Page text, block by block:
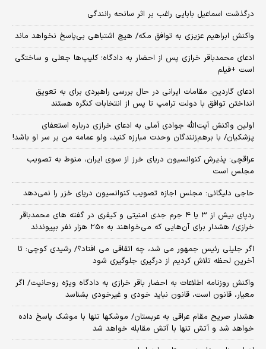
درگذشت اسماعیل بابایی راغب بر اثر سانحه رانندگی
واکنش ابراهیم عزیزی به توافق مکه/ هیچ اشتباهی بی‌پاسخ نخواهد ماند
ادعای محمدباقر خرازی پس از احضار به دادگاه؛ کلیپ‌ها جعلی و ساختگی
است +فیلم
ادعای گاردین: مقامات ایرانی در حال بررسی راهبردی برای به تعویق
انداختن توافق با دولت ترامپ تا پس از انتخابات کنگره هستند
اولین واکنش آیت‌الله جوادی آملی به ادعای خرازی درباره استعفای
پزشکیان/ با برهم‌زنندگان وحدت مبارزه کنید، ولو عمامه من بر سر او باشد!
عراقچی: پذیرش کنوانسیون دریای خرز از سوی ایران، منوط به تصویب
مجلس است
حاجی دلیگانی: مجلس اجازه تصویب کنوانسیون دریای خزر را نمی‌دهد
ردپای بیش از ۳ یا ۴ جرم جدی امنیتی و کیفری در گفته های محمدباقر
خرازی/ هشدار برای آن‌هایی که می‌خواهند به ۲۵۰ هزار نفر بپیوندند
اگر جلیلی رئیس جمهور می شد، چه اتفاقی می افتاد؟/ رشیدی کوچی: تا
آخرین لحظه تلاش کردیم از درگیری جلوگیری شود
واکنش روزنامه اطلاعات به احضار باقر خرازی به دادگاه ویژه روحانیت/ اگر
معیار، قانون است، قانون نباید خودی و غیرخودی بشناسد
هشدار صریح مقام عراقی به عربستان/ موشکها تنها با موشک پاسخ داده
خواهد شد و آتش تنها با آتش مقابله خواهد شد